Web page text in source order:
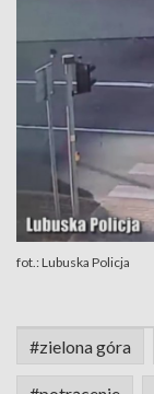
fot.: Lubuska Policja
#zielona góra